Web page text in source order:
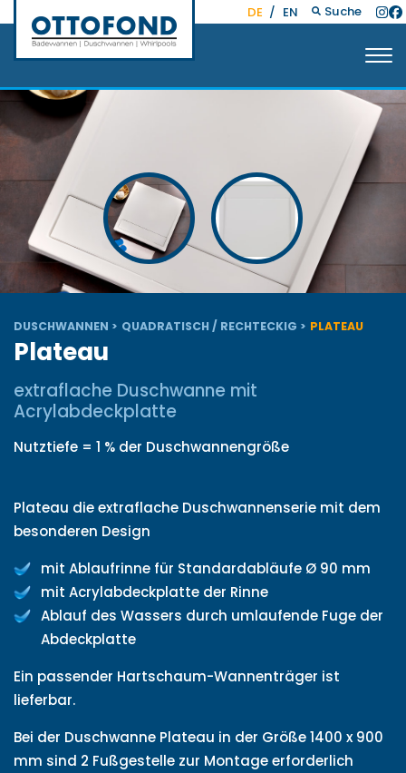
DE / EN Suche
DUSCHWANNEN QUADRATISCH / RECHTECKIG PLATEAU
Plateau
extraflache Duschwanne mit
Acrylabdeckplatte
Nutztiefe = 1 % der Duschwannengröße
Plateau die extraflache Duschwannenserie mit dem
besonderen Design
mit Ablaufrinne für Standardabläufe Ø 90 mm
mit Acrylabdeckplatte der Rinne
Ablauf des Wassers durch umlaufende Fuge der
Abdeckplatte
Ein passender Hartschaum-Wannenträger ist
lieferbar.
Bei der Duschwanne Plateau in der Größe 1400 x 900
mm sind 2 Fußgestelle zur Montage erforderlich